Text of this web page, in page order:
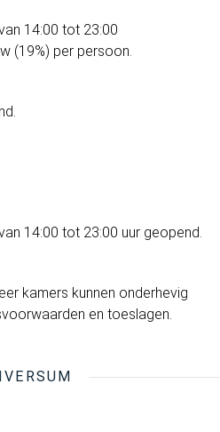
14:00 tot 23:00
(19%) per persoon.
14:00 tot 23:00 uur geopend.
kamers kunnen onderhevig
en toeslagen.